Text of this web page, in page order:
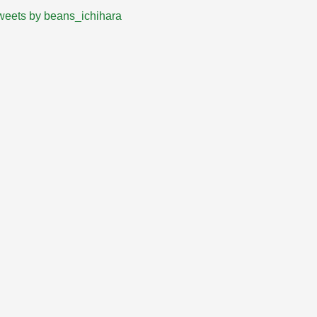
by beans_ichihara